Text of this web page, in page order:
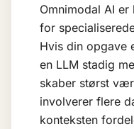
Omnimodal AI
for
Hvis din opgave
en LLM stadig
skaber størst
involverer flere
konteksten